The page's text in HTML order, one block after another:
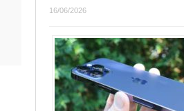
16/06/2026